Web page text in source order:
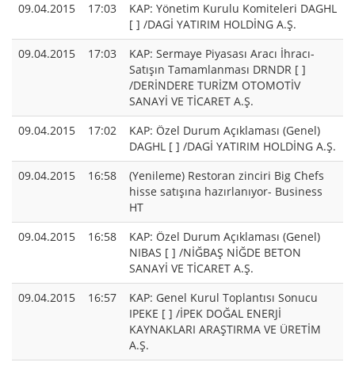
09.04.2015
17:03
KAP: Yönetim Kurulu Komiteleri DAGHL
[ ] /DAGİ YATIRIM HOLDİNG A.Ş.
09.04.2015
17:03
KAP: Sermaye Piyasası Aracı İhracı-
Satışın Tamamlanması DRNDR [ ]
/DERİNDERE TURİZM OTOMOTİV
SANAYİ VE TİCARET A.Ş.
09.04.2015
17:02
KAP: Özel Durum Açıklaması (Genel)
DAGHL [ ] /DAGİ YATIRIM HOLDİNG A.Ş.
09.04.2015
16:58
(Yenileme) Restoran zinciri Big Chefs
hisse satışına hazırlanıyor- Business
HT
09.04.2015
16:58
KAP: Özel Durum Açıklaması (Genel)
NIBAS [ ] /NİĞBAŞ NİĞDE BETON
SANAYİ VE TİCARET A.Ş.
09.04.2015
16:57
KAP: Genel Kurul Toplantısı Sonucu
IPEKE [ ] /İPEK DOĞAL ENERJİ
KAYNAKLARI ARAŞTIRMA VE ÜRETİM
A.Ş.